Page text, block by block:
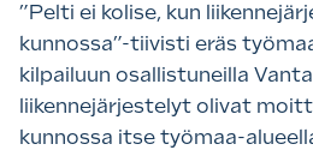
”Pelti ei kolise, kun
kunnossa”-tiivisti eräs
kilpailuun osallistuneilla
liikennejärjestelyt olivat
kunnossa itse työmaa-